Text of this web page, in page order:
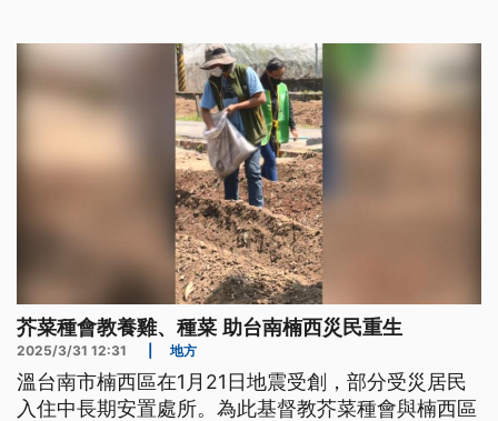
芥菜種會教養雞、種菜 助台南楠西災民重生
2025/3/31 12:31 地方
溫台南市楠西區在1月21日地震受創，部分受災居民
入住中長期安置處所。為此基督教芥菜種會與楠西區